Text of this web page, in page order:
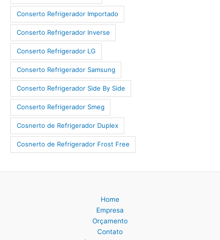
Conserto Refrigerador Importado
Conserto Refrigerador Inverse
Conserto Refrigerador LG
Conserto Refrigerador Samsung
Conserto Refrigerador Side By Side
Conserto Refrigerador Smeg
Cosnerto de Refrigerador Duplex
Cosnerto de Refrigerador Frost Free
Home
Empresa
Orçamento
Contato